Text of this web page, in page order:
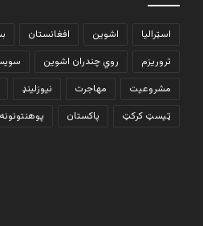
اسټرالیا اشوین افغانستان
تروریزم
روي چندران اشوین
مشروعیت
مهاجرت نیوزلینډ
ټیسټ کرکټ
پاکستان پوهنتونونه